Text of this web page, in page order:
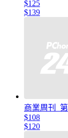
$125
$139
商業周刊_
$108
$120